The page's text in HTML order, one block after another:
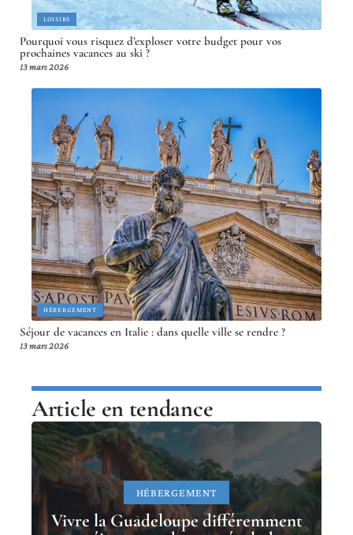
LOISIRS
Pourquoi vous risquez d’exploser votre budget pour vos
prochaines vacances au ski ?
13 mars 2026
HÉBERGEMENT
Séjour de vacances en Italie : dans quelle ville se rendre ?
13 mars 2026
Article en tendance
HÉBERGEMENT
Vivre la Guadeloupe différemment